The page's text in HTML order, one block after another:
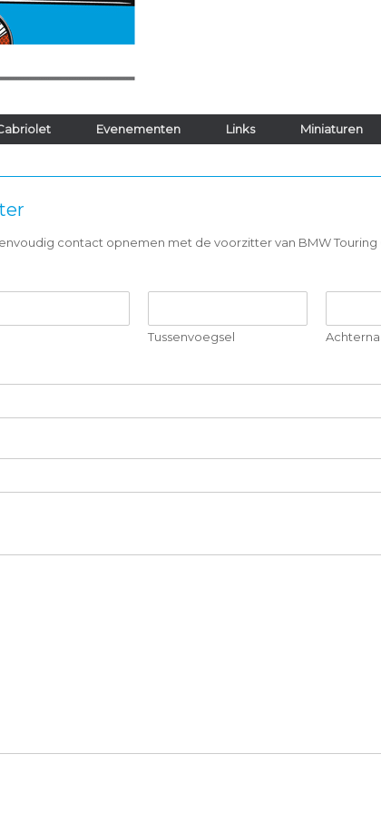
Evenementen Links Miniaturen
contact opnemen met de voorzitter van BMW Touring
Tussenvoegsel